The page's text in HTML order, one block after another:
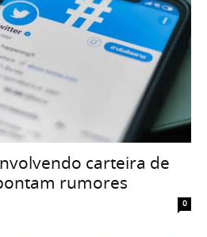
carteira de
rumores
0